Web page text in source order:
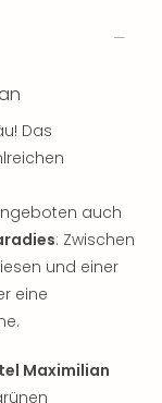
Das
auch
: Zwischen
und einer
eine
Maximilian